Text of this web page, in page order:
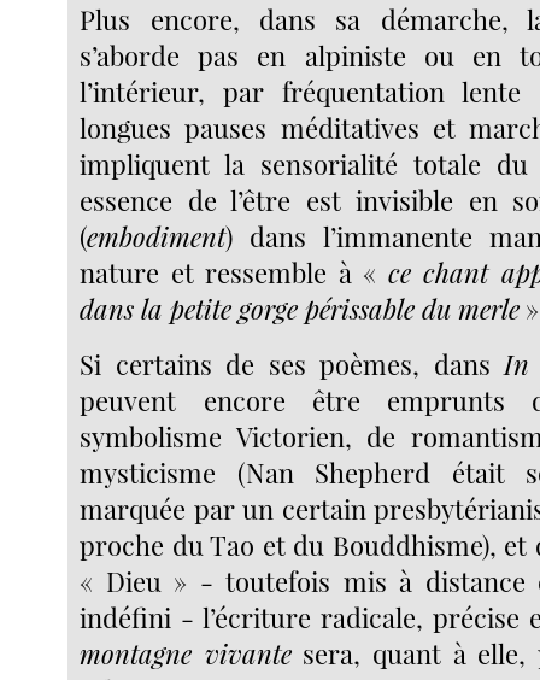
Plus encore, dans sa démarche,
s’aborde pas en alpiniste ou en
l’intérieur, par fréquentation
longues pauses méditatives et
impliquent la sensorialité totale
essence de l’être est invisible en
(embodiment) dans l’immanente
nature et ressemble à « ce chant
dans la petite gorge périssable du merle »
Si certains de ses poèmes, dans In
peuvent encore être emprunts
symbolisme Victorien, de
mysticisme (Nan Shepherd était
marquée par un certain
proche du Tao et du Bouddhisme), et
« Dieu » - toutefois mis à distance
indéfini - l’écriture radicale, précise
montagne vivantesera, quant à elle,